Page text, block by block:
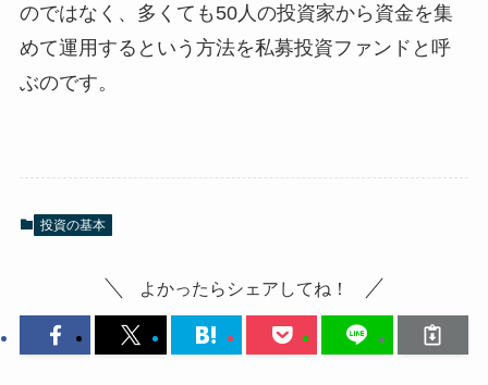
のではなく、多くても50人の投資家から資金を集
めて運用するという方法を私募投資ファンドと呼
ぶのです。
投資の基本
よかったらシェアしてね！